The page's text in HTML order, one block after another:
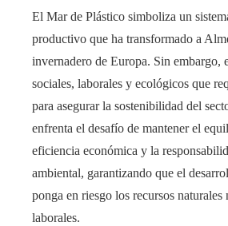
El Mar de Plástico simboliza un
productivo que ha transformado a
invernadero de Europa. Sin embargo,
sociales, laborales y ecológicos que
para asegurar la sostenibilidad del
enfrenta el desafío de mantener el
eficiencia económica y la
ambiental, garantizando que el
ponga en riesgo los recursos naturales
laborales.